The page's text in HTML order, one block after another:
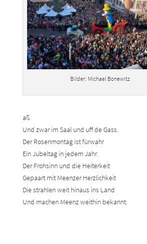
Bilder: Michael Bonewitz
aß
Und zwar im Saal und uff de Gass.
Der Rosenmontag ist fürwahr
Ein Jubeltag in jedem Jahr.
Der Frohsinn und die Heiterkeit
Gepaart mit Meenzer Herzlichkeit
Die strahlen weit hinaus ins Land
Und machen Meenz weithin bekannt.